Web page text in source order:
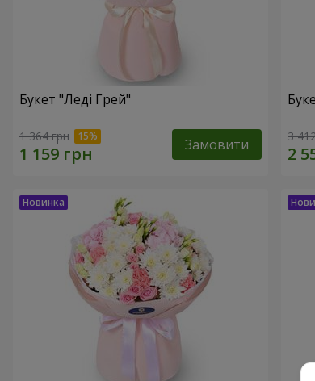
Букет "Леді Грей"
1 364 грн Замовити 3